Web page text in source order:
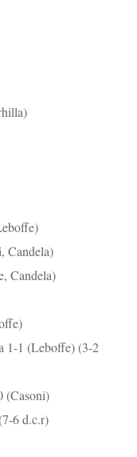
Candela)
Candela)
1-1 (Leboffe) (3-2
(Casoni)
6 d.c.r)